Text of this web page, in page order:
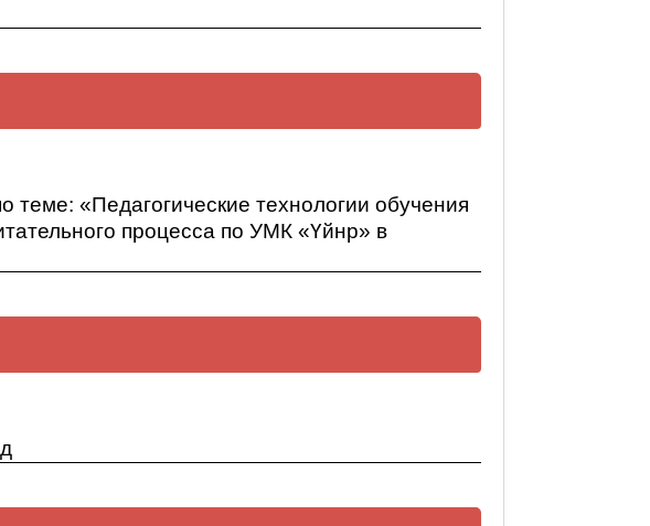
«Педагогические технологии обучения
процесса по УМК «Үйнр» в
процесса по УМК «Үйнр» в условиях